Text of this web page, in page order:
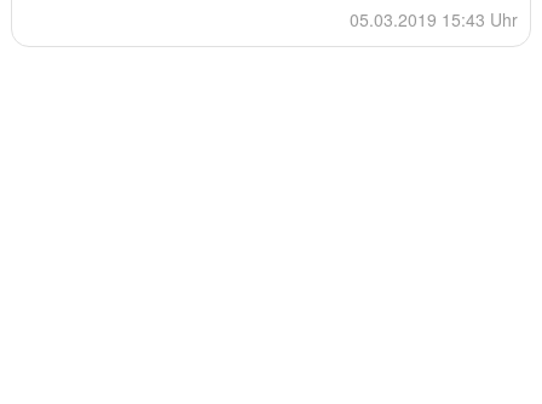
05.03.2019 15:43 Uhr